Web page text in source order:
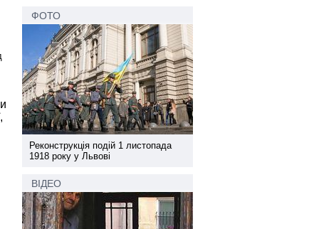
ФОТО
Реконструкція подій 1 листопада
1918 року у Львові
ВІДЕО